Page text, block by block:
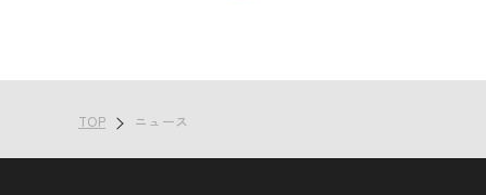
TOP ニュース